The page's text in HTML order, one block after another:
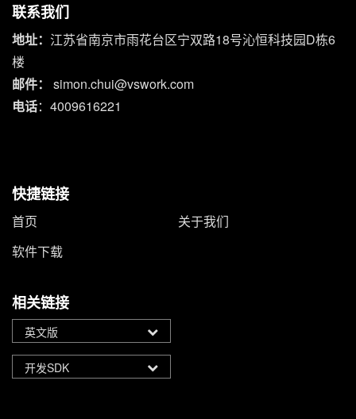
联系我们
地址： 江苏省南京市雨花台区宁双路18号沁恒科技园D栋6
楼
邮件：
simon.chui@vswork.com
电话：4009616221
快捷链接
首页
关于我们
软件下载
相关链接
英文版
开发SDK